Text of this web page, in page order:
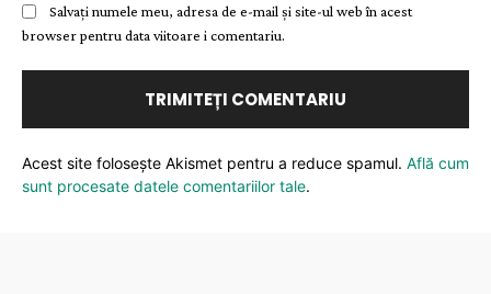
Salvați numele meu, adresa de e-mail și site-ul web în acest
browser pentru data viitoare i comentariu.
Acest site folosește Akismet pentru a reduce spamul. Află cum
sunt procesate datele comentariilor tale.